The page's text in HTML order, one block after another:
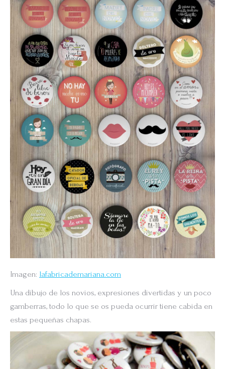
Imagen: lafabricademariana.com
Una dibujo de los novios, expresiones divertidas y un poco
gamberras, todo lo que se os pueda ocurrir tiene cabida en
estas pequeñas chapas.